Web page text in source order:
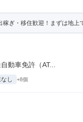
ぎ・移住歓迎！まずは地上
動車免許（AT...
し +8個